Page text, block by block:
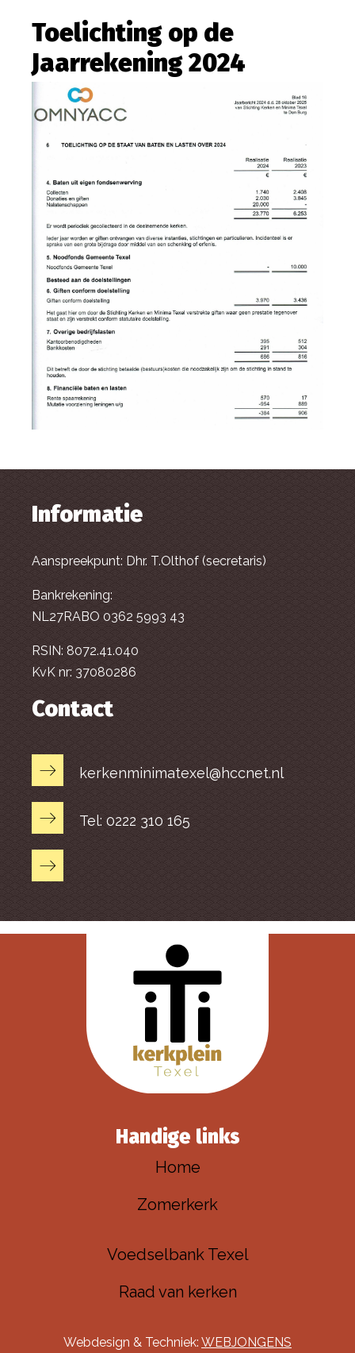
Toelichting op de
Jaarrekening 2024
Informatie
Aanspreekpunt: Dhr. T.Olthof (secretaris)
Bankrekening:
NL27RABO 0362 5993 43
RSIN: 8072.41.040
KvK nr: 37080286
Contact
kerkenminimatexel@hccnet.nl
Tel: 0222 310 165
Handige links
Home
Zomerkerk
Voedselbank Texel
Raad van kerken
Webdesign & Techniek: WEBJONGENS